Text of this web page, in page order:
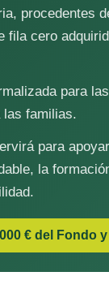
procedentes
cero
para
las familias.
para
la
€ del Fondo